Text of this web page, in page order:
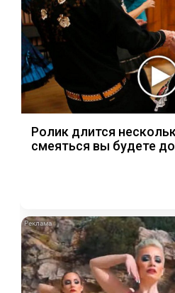
Ролик длится
смеяться вы будете